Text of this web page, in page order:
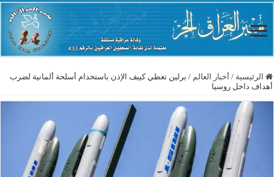
الرئيسية / أخبار العالم / برلين تعطي كييف الإذن باستخدام أسلحة ألمانية لضرب
أهداف داخل روسيا